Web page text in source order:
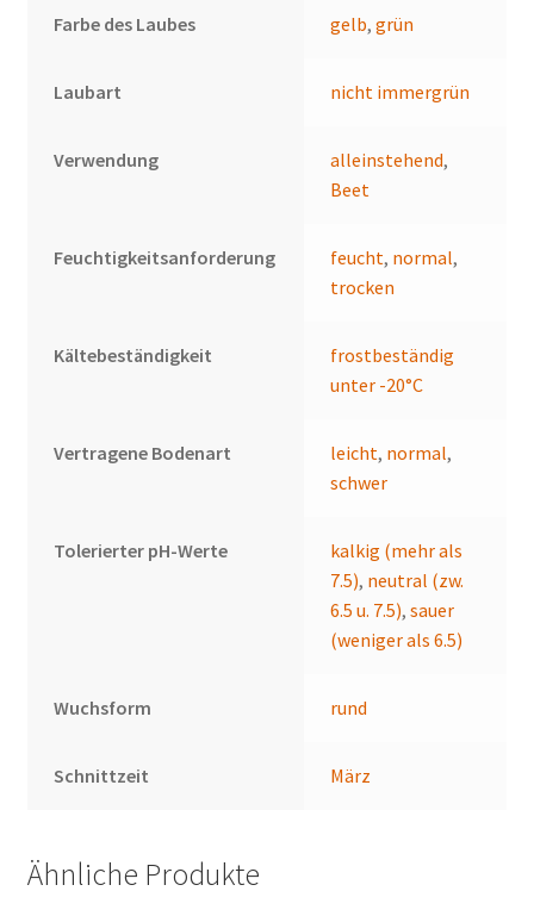
Farbe des Laubes gelb,grün
Laubart nicht immergrün
Verwendung alleinstehend,
Beet
Feuchtigkeitsanforderung feucht, normal,
trocken
Kältebeständigkeit
frostbeständig
unter -20°C
Vertragene Bodenart leicht, normal,
schwer
Tolerierter pH-Werte
kalkig (mehr als
7.5), neutral (zw.
6.5 u. 7.5),sauer
(weniger als 6.5)
Wuchsform rund
Schnittzeit März
Ähnliche Produkte